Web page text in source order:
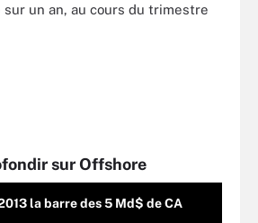
un an, au cours du trimestre
sur Offshore
la barre des 5 Md$ de CA